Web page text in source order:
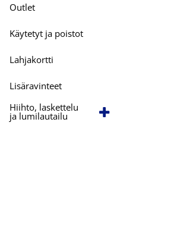
Outlet
Käytetyt ja poistot
Lahjakortti
Lisäravinteet
Hiihto, laskettelu
ja lumilautailu